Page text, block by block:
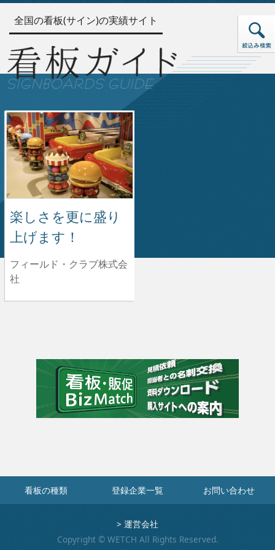
全国の看板(サイン)の実績サイト
楽しさを更に盛り
上げます！
フィールド・クラブ株式会
社
看板の種類 登録企業一覧 お問い合わせ
> 運営会社
Copyright © WETCH All Rights Reserved.